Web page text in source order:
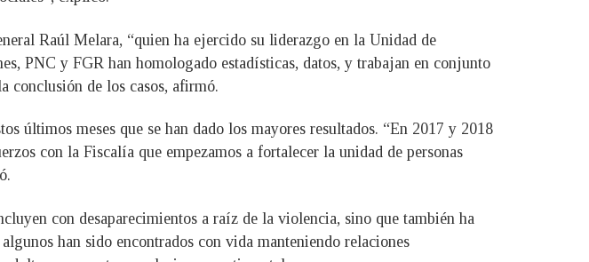
Raúl Melara, “quien ha ejercido su liderazgo en la Unidad de
PNC y FGR han homologado estadísticas, datos, y trabajan en conjunto
conclusión de los casos, afirmó.
últimos meses que se han dado los mayores resultados. “En 2017 y 2018
con la Fiscalía que empezamos a fortalecer la unidad de personas
con desaparecimientos a raíz de la violencia, sino que también ha
han sido encontrados con vida manteniendo relaciones